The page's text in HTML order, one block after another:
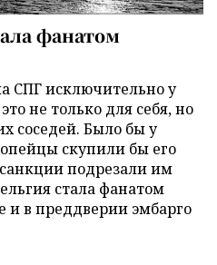
фанатом
СПГ исключительно у
не только для себя, но
соседей. Было бы у
скупили бы его
подрезали им
стала фанатом
и в преддверии эмбарго